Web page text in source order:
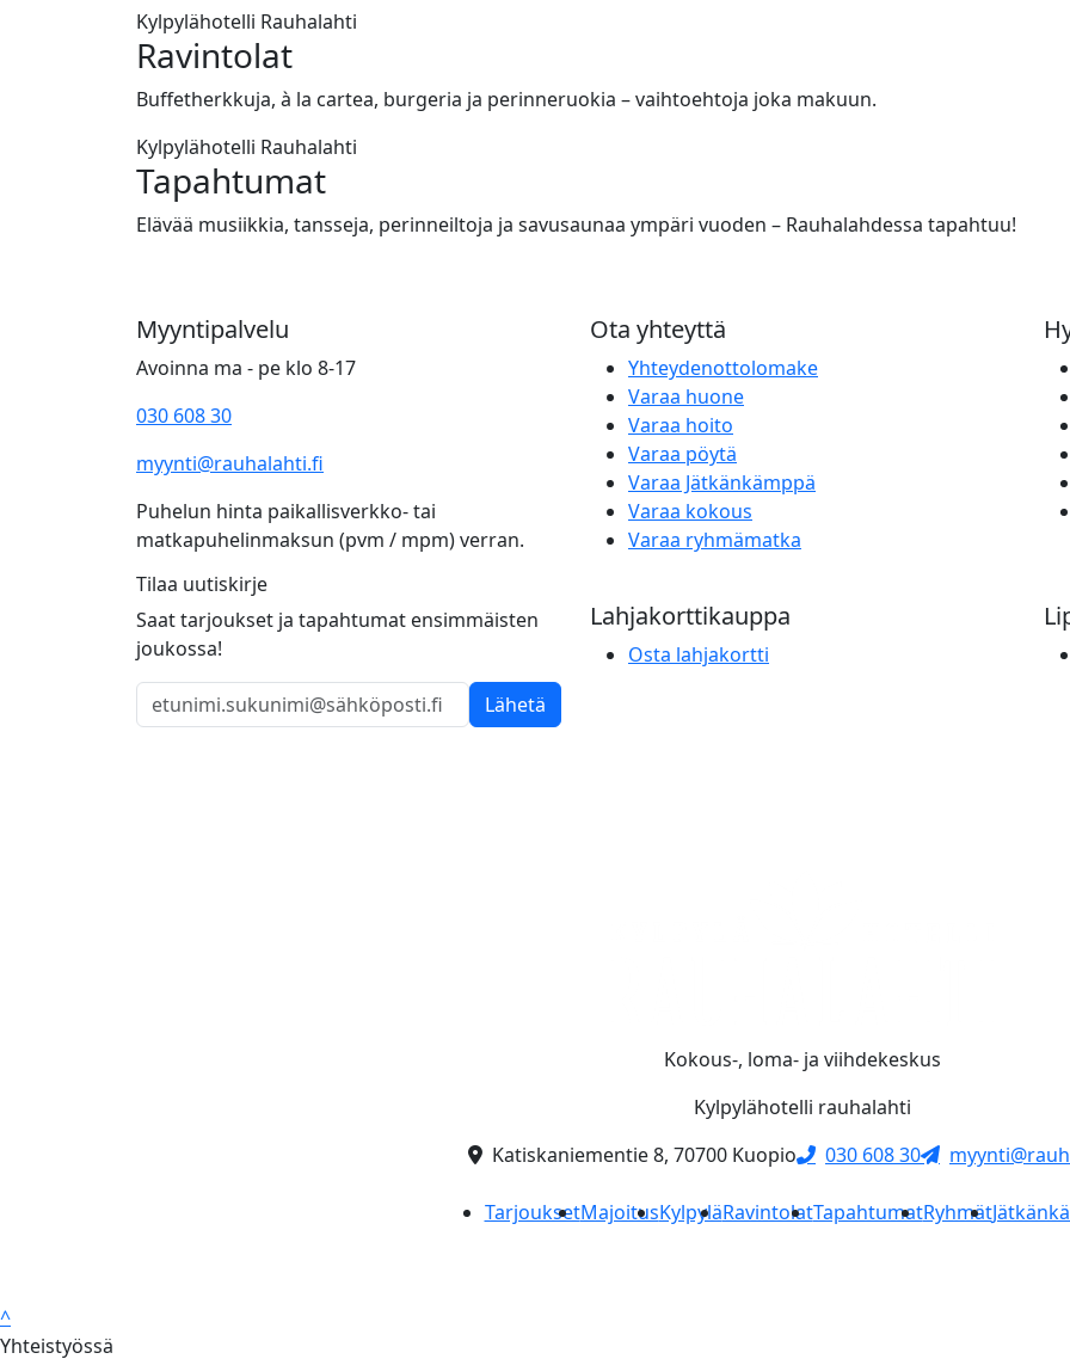
Kylpylähotelli Rauhalahti
Ravintolat
Buffetherkkuja, à la cartea, burgeria ja perinneruokia – vaihtoehtoja joka makuun.
Kylpylähotelli Rauhalahti
Tapahtumat
Elävää musiikkia, tansseja, perinneiltoja ja savusaunaa ympäri vuoden – Rauhalahdessa tapahtuu!
Myyntipalvelu
Avoinna ma - pe klo 8-17
030 608 30
myynti@rauhalahti.fi
Puhelun hinta paikallisverkko- tai
matkapuhelinmaksun (pvm / mpm) verran.
Tilaa uutiskirje
Saat tarjoukset ja tapahtumat ensimmäisten
joukossa!
Lähetä
Ota yhteyttä
Yhteydenottolomake
Varaa huone
Varaa hoito
Varaa pöytä
Varaa Jätkänkämppä
Varaa kokous
Varaa ryhmämatka
Lahjakorttikauppa
Osta lahjakortti
Kokous-, loma- ja viihdekeskus
Kylpylähotelli rauhalahti
Katiskaniementie 8, 70700 Kuopio
030 608 30
TarjouksetMajoitusKylpyläRavintolatTapahtumatRyhmät
^
Yhteistyössä